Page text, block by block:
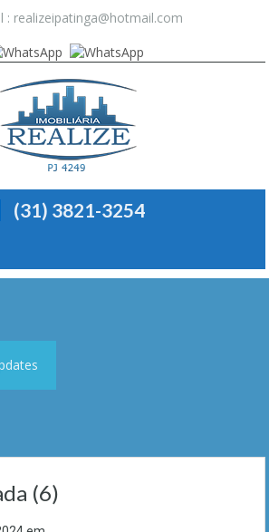
: realizeipatinga@hotmail.com
(31) 3821-3254
(6)